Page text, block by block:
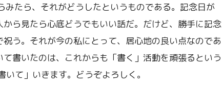
みたら、それがどうしたというものである。記念日が
ら見たら心底どうでもいい話だ。だけど、勝手に記念
う。それが今の私にとって、居心地の良い点なのであ
書いたのは、これからも「書く」活動を頑張るという
て」いきます。どうぞよろしく。